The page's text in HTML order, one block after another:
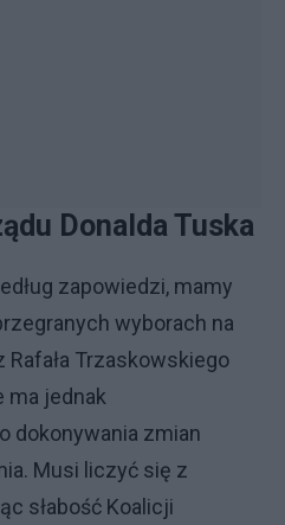
Donalda Tuska
zapowiedzi, mamy
wyborach na
Trzaskowskiego
ma jednak
dokonywania zmian
Musi liczyć się z
słabość Koalicji